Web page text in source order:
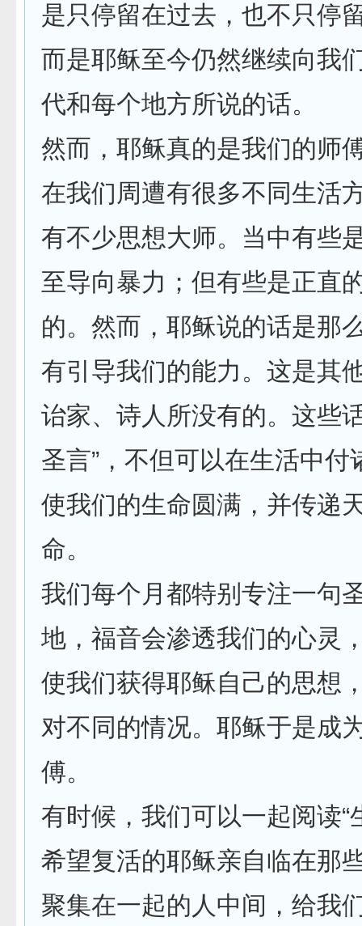
是只停留在过去，也不只停
而是耶稣至今仍然继续向我
代和每个地方所说的话。
然而，耶稣真的是我们的师
在我们周遭有很多不同生活
有不少思想大师。当中有些
至导向暴力；但有些是正直
的。然而，耶稣说的话是那
有引导我们的能力。这是其
诒家、诗人所没有的。这些
圣言”，不但可以在生活中付
使我们的生命圆满，并传递
命。
我们每个月都特别专注一句
地，福音会渗透我们的心灵
使我们获得耶稣自己的思想
对不同的情况。耶稣于是成
傅。
有时候，我们可以一起阅读“
希望复活的耶稣亲自临在那
聚集在一起的人中间，给我